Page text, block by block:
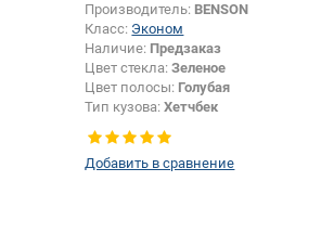
Производитель: BENSON
Класс: Эконом
Наличие: Предзаказ
Цвет стекла:Зеленое
Цвет полосы: Голубая
Тип кузова:Хетчбек
Добавить в сравнение